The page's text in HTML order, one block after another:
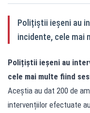
Polițiștii ieşeni au
incidente, cele mai
Polițiștii ieşeni au
cele mai multe fiind
Aceştia au dat 200 de
intervențiilor efectuate